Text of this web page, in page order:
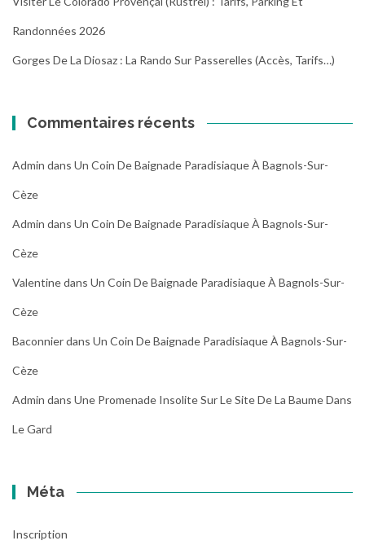
Randonnées 2026
Gorges De La Diosaz : La Rando Sur Passerelles (Accès, Tarifs…)
Commentaires récents
Admin dans Un Coin De Baignade Paradisiaque À Bagnols-Sur-
Cèze
Admin dans Un Coin De Baignade Paradisiaque À Bagnols-Sur-
Cèze
Valentinedans Un Coin De Baignade Paradisiaque À Bagnols-Sur-
Cèze
Baconnierdans Un Coin De Baignade Paradisiaque À Bagnols-Sur-
Cèze
Admin dans Une Promenade Insolite Sur Le Site De La Baume Dans
Le Gard
Méta
Inscription